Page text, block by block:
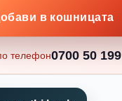
в кошницата
телефон0700 50 199